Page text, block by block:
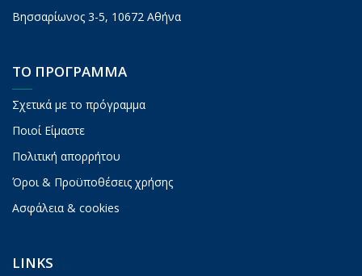
Βησσαρίωνος 3-5, 10672 Αθήνα
ΤΟ ΠΡΟΓΡΑΜΜΑ
Σχετικά με το πρόγραμμα
Ποιοί Είμαστε
Πολιτική απορρήτου
Όροι & Προϋποθέσεις χρήσης
Ασφάλεια & cookies
LINKS